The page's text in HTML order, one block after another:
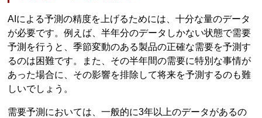
AIによる予測の精度を上げるためには、十分な量のデータ
が必要です。例えば、半年分のデータしかない状態で需要
予測を行うと、季節変動のある製品の正確な需要を予測す
るのは困難です。また、その半年間の需要に特別な事情が
あった場合に、その影響を排除して将来を予測するのも難
しいでしょう。
需要予測においては、一般的に3年以上のデータがあるの